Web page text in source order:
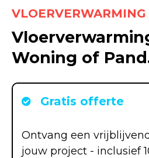
Woning of
Gratis offerte
Ontvang een
jouw project - inclusief